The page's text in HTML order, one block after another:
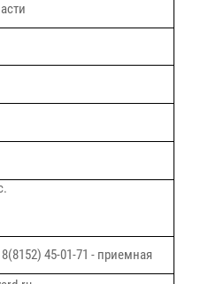
45-01-71 - приемная